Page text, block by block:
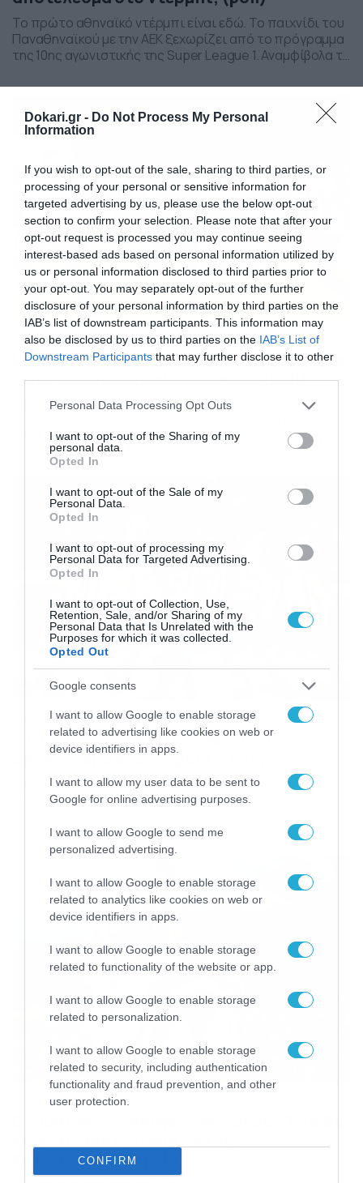
Dokari.gr - Do Not Process My Personal
Information
If you wish to opt-out of the sale, sharing to third parties, or
processing of your personal or sensitive information for
targeted advertising by us, please use the below opt-out
section to confirm your selection. Please note that after your
opt-out request is processed you may continue seeing
interest-based ads based on personal information utilized by
us or personal information disclosed to third parties prior to
your opt-out. You may separately opt-out of the further
disclosure of your personal information by third parties on the
IAB’s list of downstream participants. This information may
also be disclosed by us to third parties on the IAB’s List of
Downstream Participants that may further disclose it to other
Please note that this website/app uses one or more Google
not limited to your visit or usage behaviour. You may click to
grant or deny consent to Google and its third-party tags to
use your data for below specified purposes in below Google
consent section.
Personal Data Processing Opt Outs
I want to opt-out of the Sharing of my
personal data.
Opted In
I want to opt-out of the Sale of my
Personal Data.
Opted In
I want to opt-out of processing my
Personal Data for Targeted Advertising.
Opted In
I want to opt-out of Collection, Use,
Retention, Sale, and/or Sharing of my
Personal Data that Is Unrelated with the
Purposes for which it was collected.
Opted Out
Google consents
I want to allow Google to enable storage
related to advertising like cookies on web or
device identifiers in apps.
I want to allow my user data to be sent to
Google for online advertising purposes.
I want to allow Google to send me
personalized advertising.
I want to allow Google to enable storage
related to analytics like cookies on web or
device identifiers in apps.
I want to allow Google to enable storage
related to functionality of the website or app.
I want to allow Google to enable storage
related to personalization.
I want to allow Google to enable storage
related to security, including authentication
functionality and fraud prevention, and other
user protection.
CONFIRM
Το πρώτο αθηναϊκό ντέρμπι είναι εδώ. Το παιχνίδι του
Παναθηναϊκού με την ΑΕΚ ξεχωρίζει από το πρόγραμμα
της 10ης αγωνιστικής της Super League 1. Αναμφίβολα το
στοιχεία που… συνοδεύουν ένα τέτοιο παιχνίδι. Οι
«πράσινοι» του Γιώργου Δώνη προέρχονται από την
ισοπαλία (2-2) επί του ΠΑΟΚ στην […]
06/11/2019 08:27
Μπάγερν Μονάχου – Ολυμπιακός: Ποιο θα
είναι το αποτέλεσμα στο ματς; (poll)
Επιστροφή στο Champions League για τον Ολυμπιακό, ο
96/11) την Μπάγερν στο Μόναχο. Οι «ερυθρόλευκοι»
έχουν μπροστά τους δύσκολο έργο, καθώς θα παίξουν
κόντρα στους Πρωταθλητές Γερμανίας, λίγες μέρες μετά
την ήττα τους 3-2 στο «Γ. Καραϊσκάκης» από τους
Βαυαρούς για την 3η αγωνιστική των ομίλων της
κορυφαίας ευρωπαϊκής […]
27/10/2019 11:42
Ολυμπιακός – ΑΕΚ: Ποιο θα είναι το
αποτέλεσμα στο ντέρμπι; (poll)
Ο Ολυμπιακός υποδέχεται την ΑΕΚ στο ντέρμπι της 8ης
αγωνιστικής της Super League 1. Οι «ερυθρόλευκοι»
απόγευμα της Κυριακής (27/10) σ’ ένα ματς που η νίκη
δεν έχει μόνο βαθμολογικό όφελος, αλλά και λόγους
αήττητοι στις πρώτες στροφές του νέου μαραθωνίου,
22/10/2019 07:30
Καραϊσκάκης»; (poll)